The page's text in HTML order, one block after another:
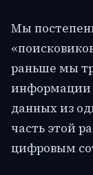
Мы
раньше мы
информации
данных из
часть этой
цифровым